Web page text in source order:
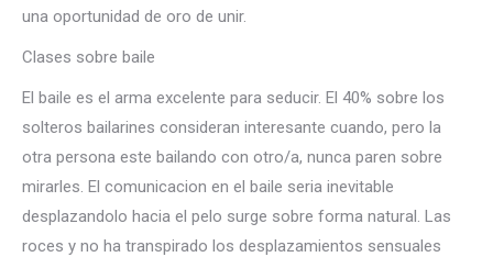
una oportunidad de oro de unir.
Clases sobre baile
El baile es el arma excelente para seducir. El 40% sobre los
solteros bailarines consideran interesante cuando, pero la
otra persona este bailando con otro/a, nunca paren sobre
mirarles. El comunicacion en el baile seri­a inevitable
desplazandolo hacia el pelo surge sobre forma natural. Las
roces y no ha transpirado los desplazamientos sensuales